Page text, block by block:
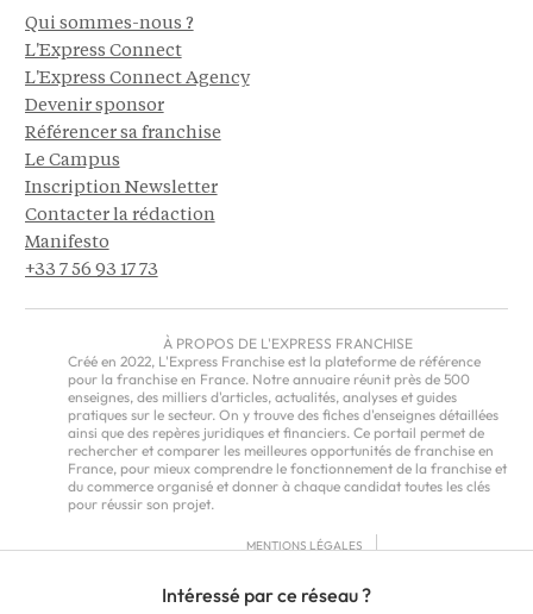
Intéressé par ce réseau ?
Qui sommes-nous ?
L'Express Connect
L'Express Connect Agency
Devenir sponsor
Référencer sa franchise
Le Campus
Inscription Newsletter
Contacter la rédaction
Manifesto
+33 7 56 93 17 73
À PROPOS DE L'EXPRESS FRANCHISE
Créé en 2022, L'Express Franchise est la plateforme de référence
pour la franchise en France. Notre annuaire réunit près de 500
enseignes, des milliers d'articles, actualités, analyses et guides
pratiques sur le secteur. On y trouve des fiches d'enseignes détaillées
ainsi que des repères juridiques et financiers. Ce portail permet de
rechercher et comparer les meilleures opportunités de franchise en
France, pour mieux comprendre le fonctionnement de la franchise et
du commerce organisé et donner à chaque candidat toutes les clés
pour réussir son projet.
MENTIONS LÉGALES
CGU